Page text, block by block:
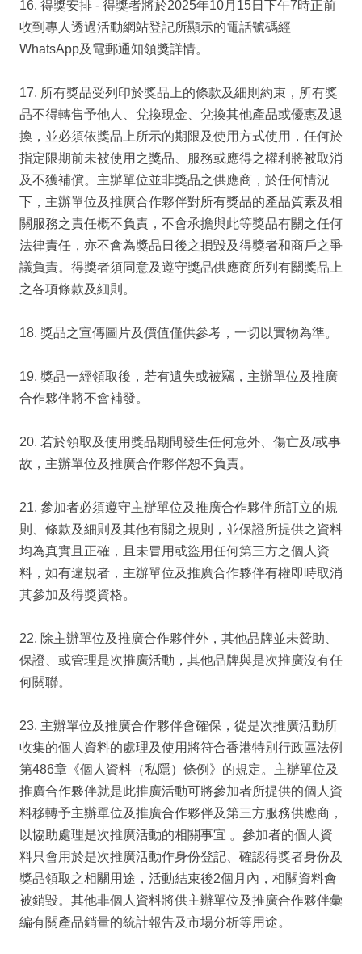
16. 得獎安排 - 得獎者將於2025年10月15日下午7時正前
收到專人透過活動網站登記所顯示的電話號碼經
WhatsApp及電郵通知領獎詳情。
17. 所有獎品受列印於獎品上的條款及細則約束，所有獎
品不得轉售予他人、兌換現金、兌換其他產品或優惠及退
換，並必須依獎品上所示的期限及使用方式使用，任何於
指定限期前未被使用之獎品、服務或應得之權利將被取消
及不獲補償。主辦單位並非獎品之供應商，於任何情況
下，主辦單位及推廣合作夥伴對所有獎品的產品質素及相
關服務之責任概不負責，不會承擔與此等獎品有關之任何
法律責任，亦不會為獎品日後之損毀及得獎者和商戶之爭
議負責。得獎者須同意及遵守獎品供應商所列有關獎品上
之各項條款及細則。
18. 獎品之宣傳圖片及價值僅供參考，一切以實物為準。
19. 獎品一經領取後，若有遺失或被竊，主辦單位及推廣
合作夥伴將不會補發。
20. 若於領取及使用獎品期間發生任何意外、傷亡及/或事
故，主辦單位及推廣合作夥伴恕不負責。
21. 參加者必須遵守主辦單位及推廣合作夥伴所訂立的規
則、條款及細則及其他有關之規則，並保證所提供之資料
均為真實且正確，且未冒用或盜用任何第三方之個人資
料，如有違規者，主辦單位及推廣合作夥伴有權即時取消
其參加及得獎資格。
22. 除主辦單位及推廣合作夥伴外，其他品牌並未贊助、
保證、或管理是次推廣活動，其他品牌與是次推廣沒有任
何關聯。
23. 主辦單位及推廣合作夥伴會確保，從是次推廣活動所
收集的個人資料的處理及使用將符合香港特別行政區法例
第486章《個人資料（私隱）條例》的規定。主辦單位及
推廣合作夥伴就是此推廣活動可將參加者所提供的個人資
料移轉予主辦單位及推廣合作夥伴及第三方服務供應商，
以協助處理是次推廣活動的相關事宜 。參加者的個人資
料只會用於是次推廣活動作身份登記、確認得獎者身份及
獎品領取之相關用途，活動結束後2個月內，相關資料會
被銷毀。其他非個人資料將供主辦單位及推廣合作夥伴彙
編有關產品銷量的統計報告及市場分析等用途。